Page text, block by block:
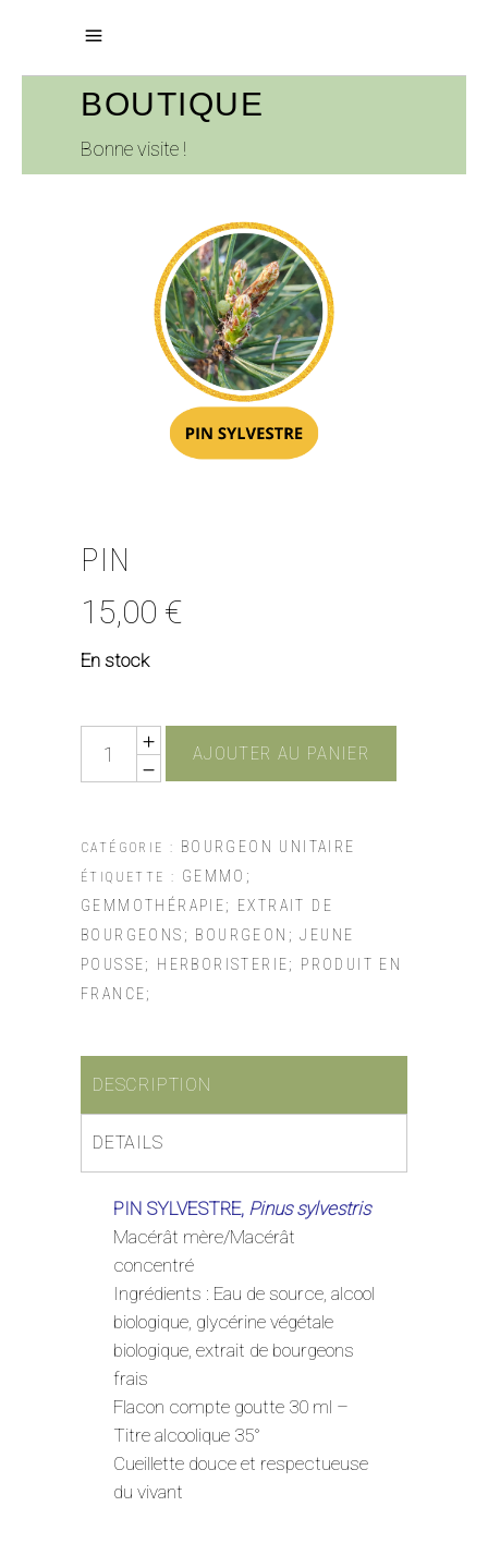
BOUTIQUE
Bonne visite !
PIN
15,00 €
En stock
Quantity
AJOUTER AU PANIER
CATÉGORIE : BOURGEON UNITAIRE
ÉTIQUETTE : GEMMO;
GEMMOTHÉRAPIE; EXTRAIT DE
BOURGEONS; BOURGEON; JEUNE
POUSSE; HERBORISTERIE; PRODUIT EN
FRANCE;
DESCRIPTION
DETAILS
PIN SYLVESTRE, Pinus sylvestris
Macérât mère/Macérât
concentré
Ingrédients : Eau de source, alcool
biologique, glycérine végétale
biologique, extrait de bourgeons
frais
Flacon compte goutte 30 ml –
Titre alcoolique 35°
Cueillette douce et respectueuse
du vivant